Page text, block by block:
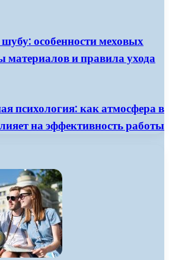
особенности меховых
материалов и правила ухода
психология: как атмосфера в
на эффективность работы